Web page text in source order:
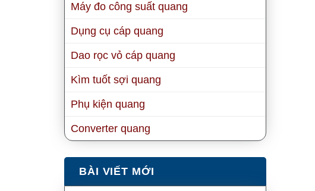
Máy đo công suất quang
Dụng cụ cáp quang
Dao rọc vỏ cáp quang
Kìm tuốt sợi quang
Phụ kiện quang
Converter quang
BÀI VIẾT MỚI